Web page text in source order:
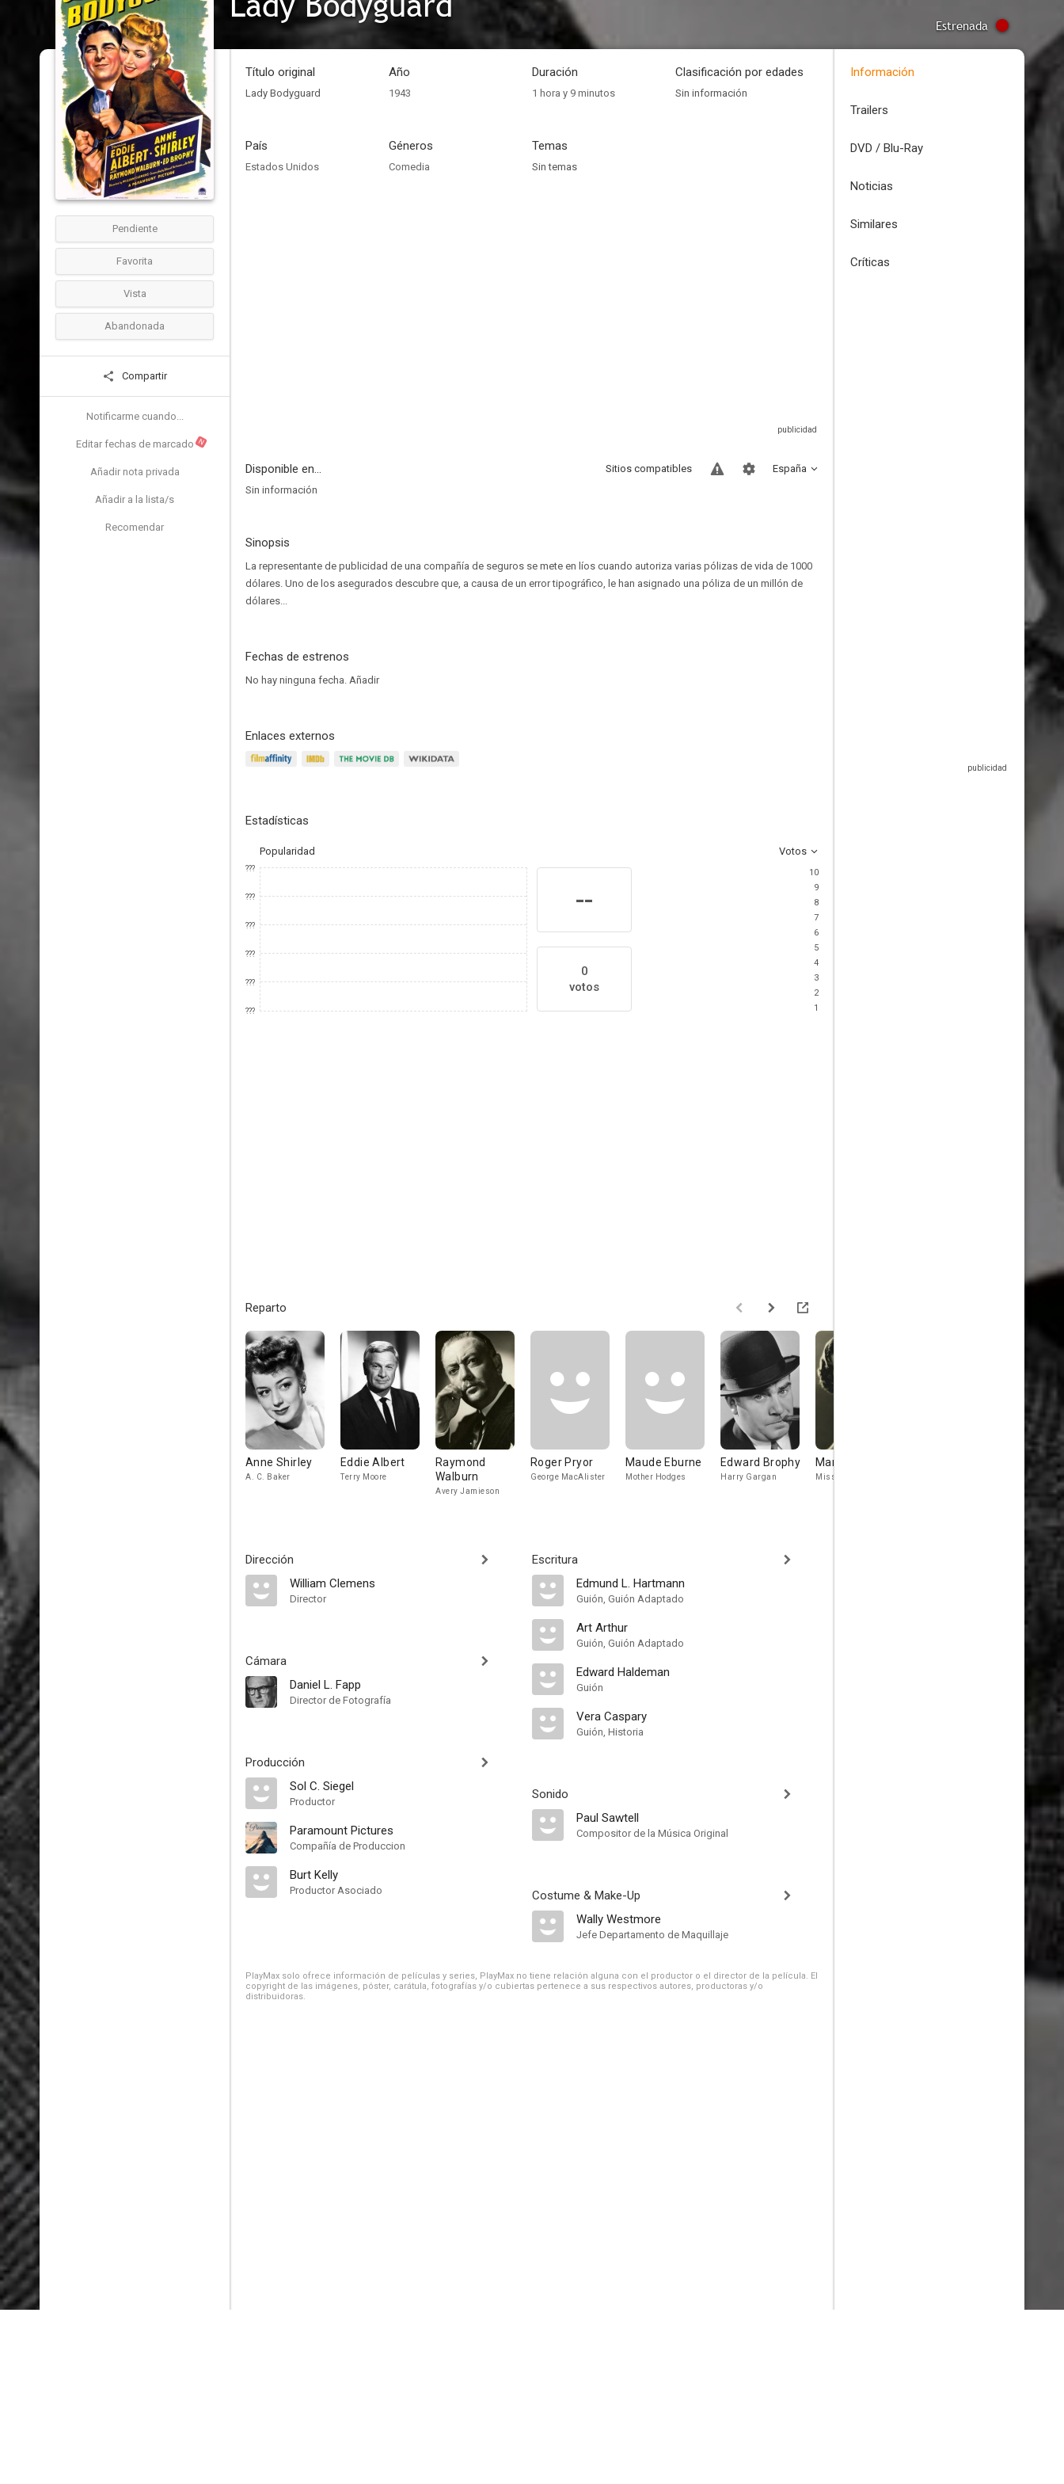
Estrenada
Pendiente
Favorita
Vista
Abandonada
Compartir
Notificarme cuando...
Editar fechas de marcado N
Añadir nota privada
Añadir a la lista/s
Recomendar
Título original
Lady Bodyguard
Año
1943
Duración
1 hora y 9 minutos
Clasificación por edades
Sin información
País
Estados Unidos
Géneros
Comedia
Temas
Sin temas
Disponible en... España
Sitios compatibles
Sin información
Sinopsis
La representante de publicidad de una compañía de seguros se mete en líos cuando autoriza varias pólizas de vida de 1000
dólares. Uno de los asegurados descubre que, a causa de un error tipográfico, le han asignado una póliza de un millón de
dólares...
Fechas de estrenos
No hay ninguna fecha. Añadir
Enlaces externos
Estadísticas
Popularidad Votos
???
???
???
???
???
???
--
0
votos
10
9
8
7
6
5
4
3
2
1
Reparto
Anne Shirley
A. C. Baker
Eddie Albert
Terry Moore
Raymond
Walburn
Avery Jamieson
Roger Pryor
George MacAlister
Maude Eburne
Mother Hodges
Edward Brophy
Harry Gargan
Mary Treen
Miss Tracy
Donald
MacBride
Dirección
William Clemens
Director
Cámara
Daniel L. Fapp
Director de Fotografía
Producción
Sol C. Siegel
Productor
Paramount Pictures
Compañía de Produccion
Burt Kelly
Productor Asociado
Escritura
Edmund L. Hartmann
Guión, Guión Adaptado
Art Arthur
Guión, Guión Adaptado
Edward Haldeman
Guión
Vera Caspary
Guión, Historia
Sonido
Paul Sawtell
Compositor de la Música Original
Costume & Make-Up
Wally Westmore
Jefe Departamento de Maquillaje
PlayMax solo ofrece información de películas y series, PlayMax no tiene relación alguna con el productor o el director de la película. El
copyright de las imágenes, póster, carátula, fotografías y/o cubiertas pertenece a sus respectivos autores, productoras y/o
distribuidoras.
Información
Trailers
DVD / Blu-Ray
Noticias
Similares
Críticas